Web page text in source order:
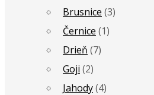
Brusnice (3)
Černice (1)
Drieň (7)
Goji (2)
Jahody(4)